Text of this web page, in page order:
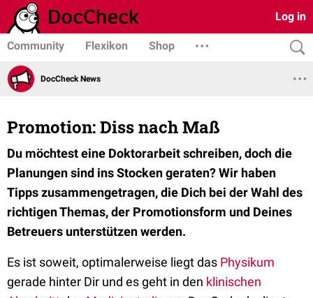
Log in
Community Flexikon Shop
DocCheck News
Promotion: Diss nach Maß
Du möchtest eine Doktorarbeit schreiben, doch die
Planungen sind ins Stocken geraten? Wir haben
Tipps zusammengetragen, die Dich bei der Wahl des
richtigen Themas, der Promotionsform und Deines
Betreuers unterstützen werden.
Es ist soweit, optimalerweise liegt das Physikum
gerade hinter Dir und es geht in den klinischen